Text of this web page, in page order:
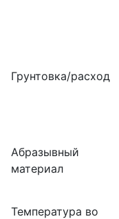
Грунтовка/расход
Абразывный
материал
Температура во